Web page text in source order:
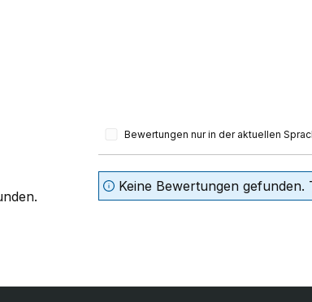
Bewertungen nur in der aktuellen
Keine Bewertungen